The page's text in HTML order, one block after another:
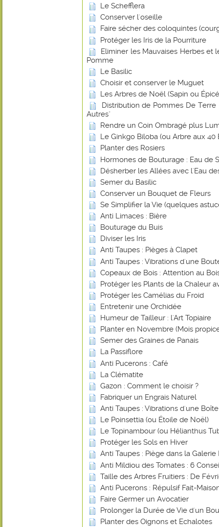
Le Schefflera
Conserver l'oseille
Faire sécher des coloquintes
Protéger les Iris de la Pourriture
Eliminer les Mauvaises Herbes et
Pomme
Le Basilic
Choisir et conserver le Muguet
Les Arbres de Noël (Sapin ou
Distribution de Pommes De
Autres"
Rendre un Coin Ombragé plus
Le Ginkgo Biloba (ou Arbre aux 40
Planter des Rosiers
Hormones de Bouturage : Eau de
Désherber les Allées avec l'Eau
Semer du Basilic
Conserver un Bouquet de Fleurs
Se Simplifier la Vie (quelques
Anti Limaces : Bière
Bouturage du Buis
Diviser les Iris
Anti Taupes : Pièges à Clapet
Anti Taupes : Vibrations d'une
Copeaux de Bois : Attention au
Protéger les Plants de la Chaleur
Protéger les Camélias du Froid
Entretenir une Orchidée
Humeur de Tailleur : l'Art Topiaire
Planter en Novembre (Mois
Semer des Graines de Panais
La Passiflore
Anti Pucerons : Café
La Clématite
Gazon : Comment le choisir ?
Fabriquer un Engrais Naturel
Anti Taupes : Vibrations d'une
Le Poinsettia (ou Étoile de Noël)
Le Topinambour (ou Hélianthus
Protéger les Sols en Hiver
Anti Taupes : Piège dans la Galerie
Anti Mildiou des Tomates : 6
Taille des Arbres Fruitiers : De
Anti Pucerons : Répulsif Fait-
Faire Germer un Avocatier
Prolonger la Durée de Vie d'un
Planter des Oignons et Echalotes